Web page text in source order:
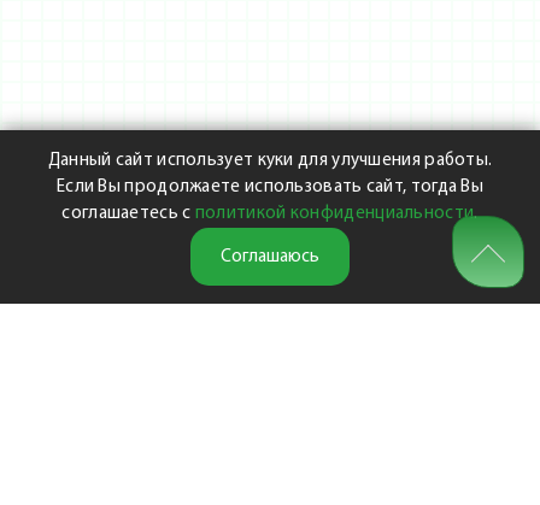
Данный сайт использует куки для улучшения работы.
Если Вы продолжаете использовать сайт, тогда Вы
соглашаетесь с политикой конфиденциальности.
Соглашаюсь